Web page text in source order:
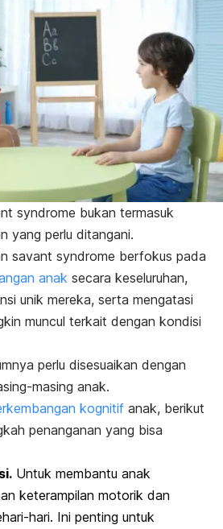
syndrome bukan termasuk
yang perlu ditangani.
savant syndrome berfokus pada
anak secara keseluruhan,
unik mereka, serta mengatasi
muncul terkait dengan kondisi
perlu disesuaikan dengan
masing anak.
kognitif anak, berikut
penanganan yang bisa
Untuk membantu anak
keterampilan motorik dan
hari. Ini penting untuk